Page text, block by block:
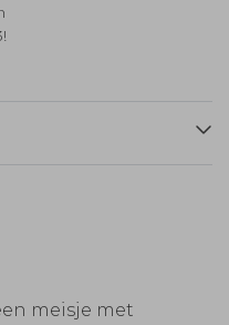
meisje met